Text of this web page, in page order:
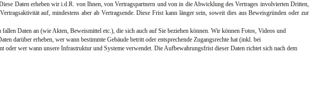
Daten erheben wir i.d.R. von Ihnen, von Vertragspartnern und von in die Abwicklung des Vertrages involvierten Dritten,
auf, mindestens aber ab Vertragsende. Diese Frist kann länger sein, soweit dies aus Beweisgründen oder zur
Daten an (wie Akten, Beweismittel etc.), die sich auch auf Sie beziehen können. Wir können Fotos, Videos und
darüber erheben, wer wann bestimmte Gebäude betritt oder entsprechende Zugangsrechte hat (inkl. bei
wer wann unsere Infrastruktur und Systeme verwendet. Die Aufbewahrungsfrist dieser Daten richtet sich nach dem